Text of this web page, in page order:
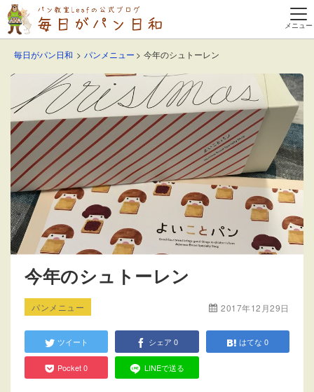
毎日がパン日和 パンメニュー 今年のシュトーレン
今年のシュトーレン
パンメニュー 2017年12月29日
ツイート シェア 0 はてな 0
Pocket0 LINEで送る